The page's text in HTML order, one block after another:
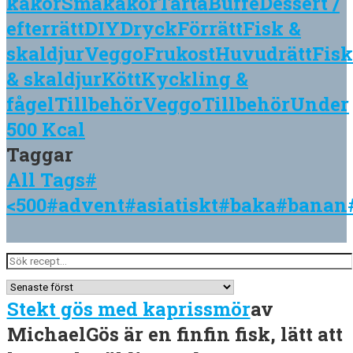
efterrättDIYDryckFörrättFisk &
skaldjurVeggoFrukostHuvudrättFisk
& skaldjurKöttKyckling &
fågelTillbehörVeggoTillbehörUnder
500 Kcal
Taggar
All Tags#
<500#advent#asiatiskt#baka#banan
Stekt gös med kaprissmörav
MichaelGös är en finfin fisk, lätt att